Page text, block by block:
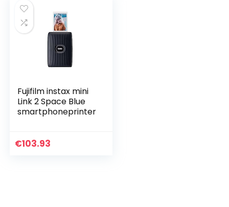
Fujifilm instax mini
Link 2 Space Blue
smartphoneprinter
€103.93